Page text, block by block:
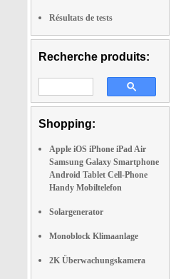
Résultats de tests
Recherche produits:
Shopping:
Apple iOS iPhone iPad Air
Samsung Galaxy Smartphone
Android Tablet Cell-Phone
Handy Mobiltelefon
Solargenerator
Monoblock Klimaanlage
2K Überwachungskamera